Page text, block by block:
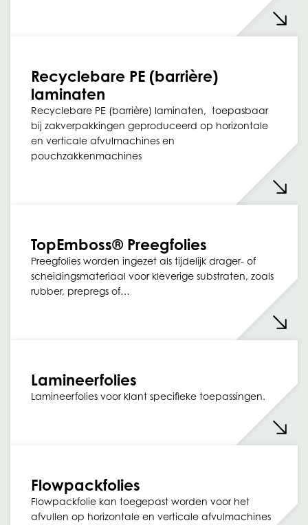
Recyclebare PE (barrière)
laminaten
Recyclebare PE (barrière) laminaten, toepasbaar
bij zakverpakkingen geproduceerd op horizontale
en verticale afvulmachines en
pouchzakkenmachines
TopEmboss® Preegfolies
Preegfolies worden ingezet als tijdelijk drager- of
scheidingsmateriaal voor kleverige substraten, zoals
rubber, prepregs of…
Lamineerfolies
Lamineerfolies voor klant specifieke toepassingen.
Flowpackfolies
Flowpackfolie kan toegepast worden voor het
afvullen op horizontale en verticale afvulmachines